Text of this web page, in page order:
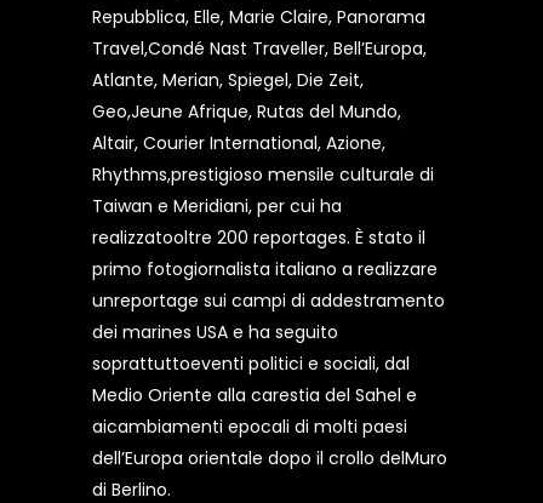
Repubblica, Elle, Marie Claire, Panorama
Travel,Condé Nast Traveller, Bell’Europa,
Atlante, Merian, Spiegel, Die Zeit,
Geo,Jeune Afrique, Rutas del Mundo,
Altair, Courier International, Azione,
Rhythms,prestigioso mensile culturale di
Taiwan e Meridiani, per cui ha
realizzatooltre 200 reportages. È stato il
primo fotogiornalista italiano a realizzare
unreportage sui campi di addestramento
dei marines USA e ha seguito
soprattuttoeventi politici e sociali, dal
Medio Oriente alla carestia del Sahel e
aicambiamenti epocali di molti paesi
dell’Europa orientale dopo il crollo delMuro
di Berlino.